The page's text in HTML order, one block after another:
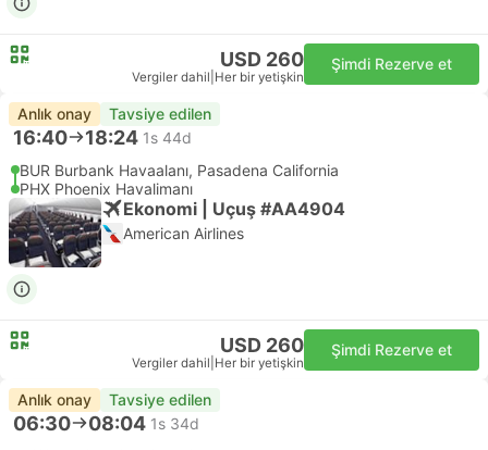
USD 260
Vergiler dahil Her bir yetişkin
Şimdi Rezerve et
Anlık onay Tavsiye edilen
16:40 18:24 1s 44d
BUR Burbank Havaalanı, Pasadena California
PHX Phoenix Havalimanı
Ekonomi | Uçuş #AA4904
American Airlines
USD 260
Vergiler dahil Her bir yetişkin
Şimdi Rezerve et
Anlık onay Tavsiye edilen
06:30 08:04 1s 34d